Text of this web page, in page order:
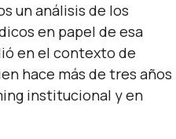
un análisis de los
en papel de esa
en el contexto de
hace más de tres años
institucional y en